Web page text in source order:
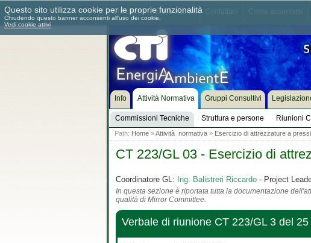
Chi siamo Dove siamo
Info Attività Normativa
Commissioni Tecniche Struttura e persone Riunioni
Gruppi Consultivi
Path: Home»Attività normativa» Esercizio di attrezzature a
CT 223/GL 03 - Esercizio di
Coordinatore GL: Ing. Balistreri Riccardo- Project
In questa sezione è riportata tutta la documentazione
qualità di Mirror Committee.
Verbale di riunione CT 223/GL 3 del
Questo sito utilizza cookie per le proprie funzionalità
Chiudendo questo banner acconsenti all'uso dei cookie.
Vedi cookie attivi